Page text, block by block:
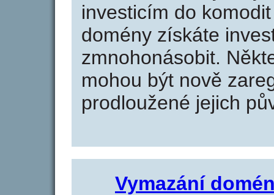
investicím do
domény získáte
zmnohonásobit.
mohou být nově
prodloužené jejich
Vymazání